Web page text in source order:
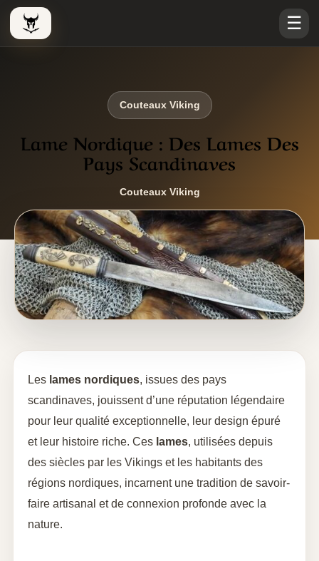
Le Viking Couteau ☰
Couteaux Viking
Lame Nordique : Des Lames Des
Pays Scandinaves
Couteaux Viking
Les lames nordiques, issues des pays
scandinaves, jouissent d’une réputation légendaire
pour leur qualité exceptionnelle, leur design épuré
et leur histoire riche. Ces lames, utilisées depuis
des siècles par les Vikings et les habitants des
régions nordiques, incarnent une tradition de savoir-
faire artisanal et de connexion profonde avec la
nature.